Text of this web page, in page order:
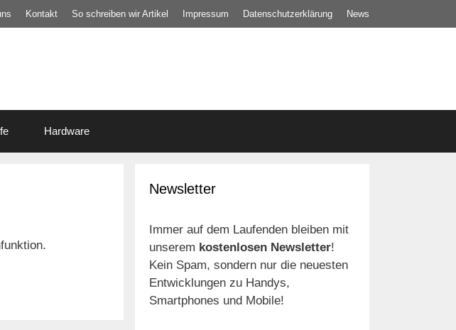
Kontakt So schreiben wir Artikel Impressum Datenschutz­erklärung News
Hardware
Newsletter
Immer auf dem Laufenden bleiben mit
unserem kostenlosen Newsletter!
Kein Spam, sondern nur die neuesten
Entwicklungen zu Handys,
Smartphones und Mobile!